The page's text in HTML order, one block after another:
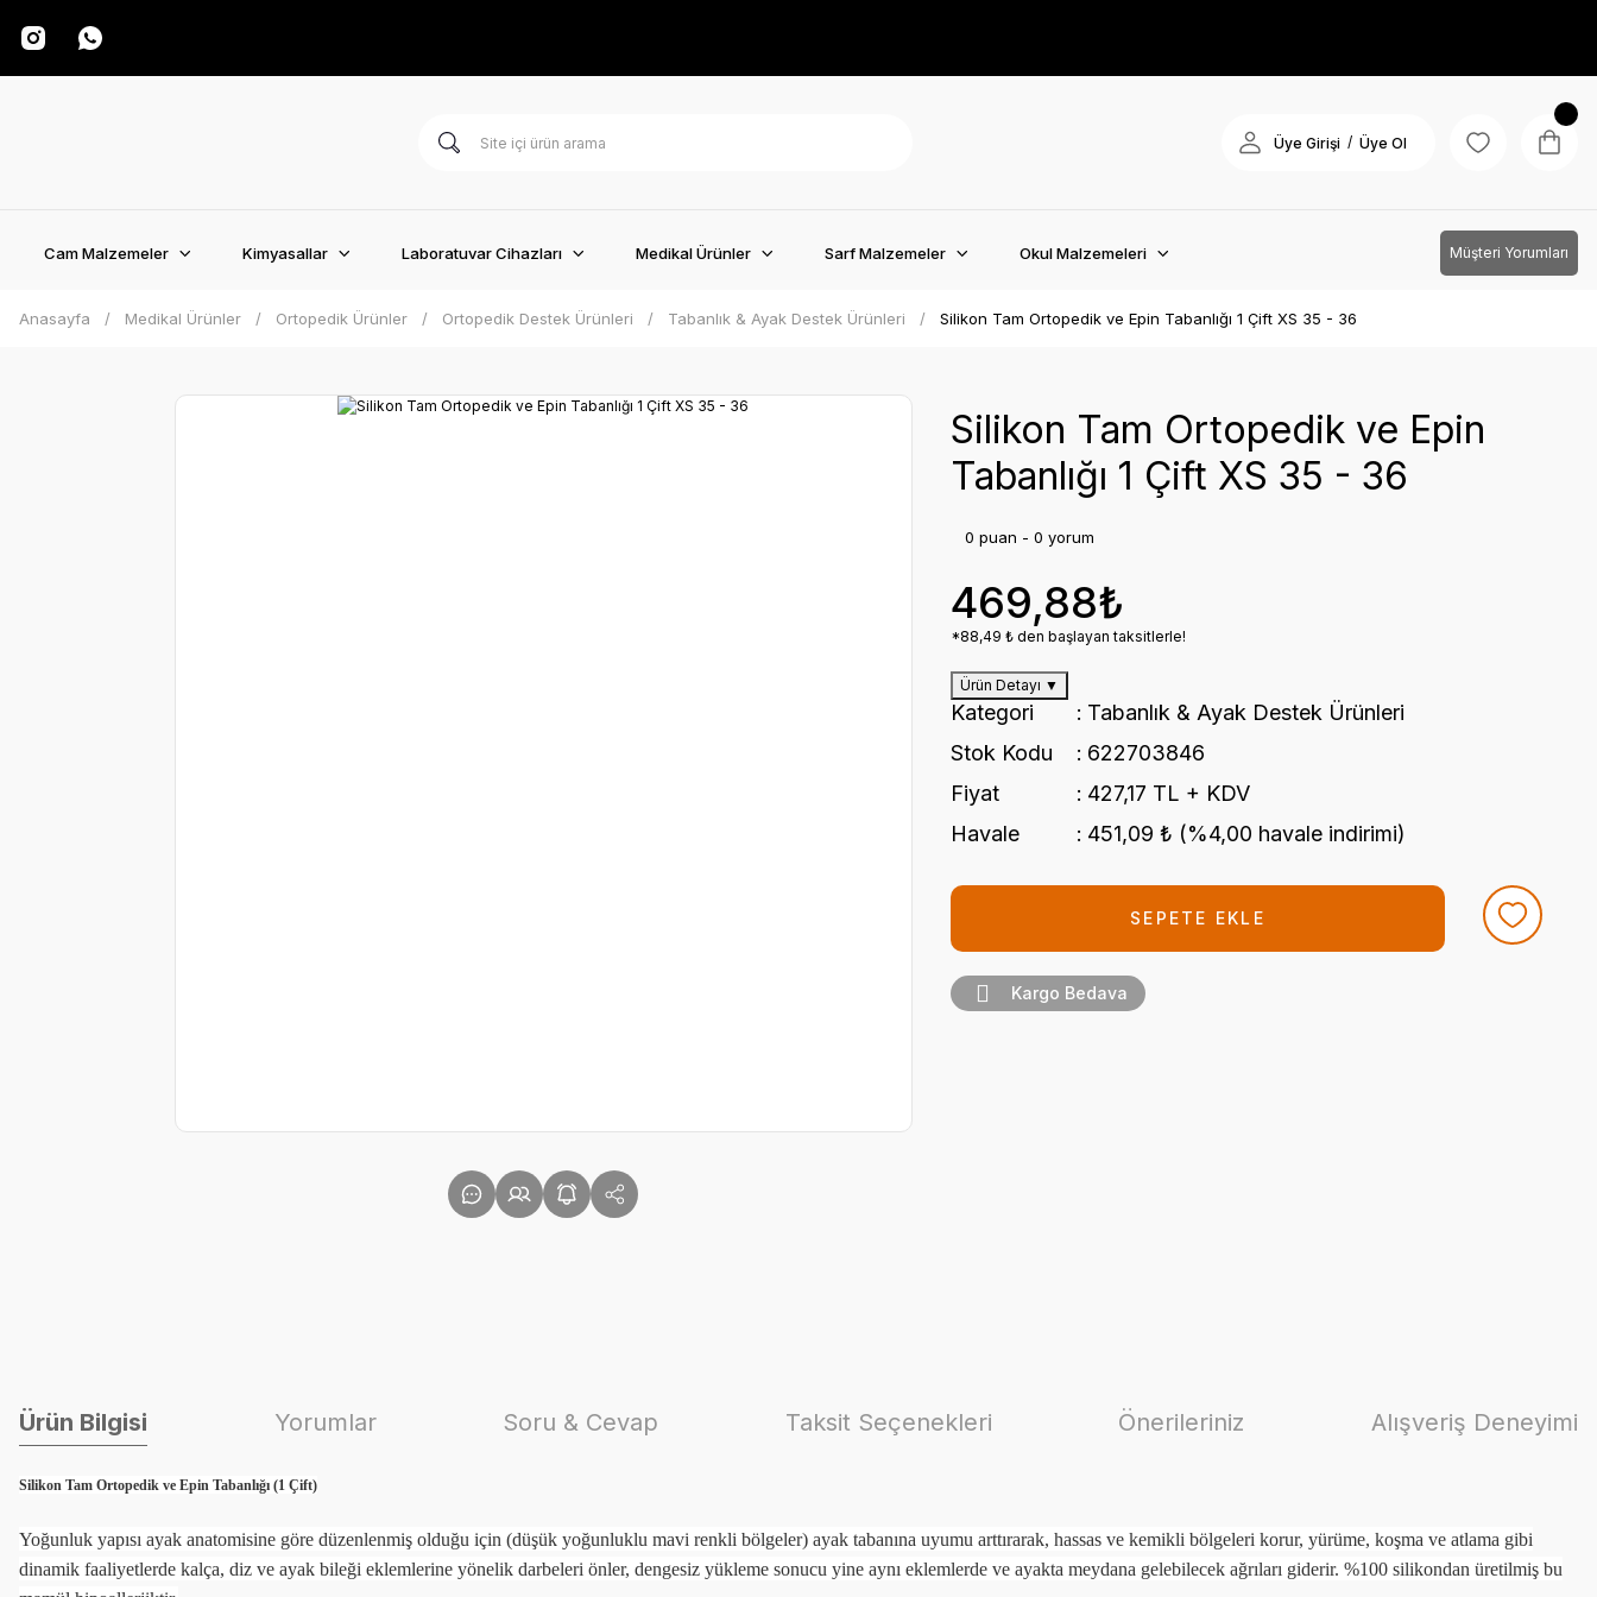
Üye Girişi / Üye Ol
Cam Malzemeler Kimyasallar Laboratuvar Cihazları Medikal Ürünler Sarf Malzemeler Okul Malzemeleri Müşteri Yorumları
Anasayfa Medikal Ürünler Ortopedik Ürünler Ortopedik Destek Ürünleri Tabanlık & Ayak Destek Ürünleri Silikon Tam Ortopedik ve Epin Tabanlığı 1 Çift XS 35 - 36
Silikon Tam Ortopedik ve Epin
Tabanlığı 1 Çift XS 35 - 36
0 puan - 0 yorum
469,88₺
*88,49 ₺ den başlayan taksitlerle!
Ürün Detayı ▼
Kategori
Tabanlık & Ayak Destek Ürünleri
Stok Kodu
622703846
Fiyat
427,17 TL + KDV
Havale
451,09 ₺ (%4,00 havale indirimi)
SEPETE EKLE
Kargo Bedava
Ürün Bilgisi Yorumlar Soru & Cevap Taksit Seçenekleri Önerileriniz Alışveriş Deneyimi
Silikon Tam Ortopedik ve Epin Tabanlığı (1 Çift)
Yoğunluk yapısı ayak anatomisine göre düzenlenmiş olduğu için (düşük yoğunluklu mavi renkli bölgeler) ayak tabanına uyumu arttırarak, hassas ve kemikli bölgeleri korur, yürüme, koşma ve atlama gibi
dinamik faaliyetlerde kalça, diz ve ayak bileği eklemlerine yönelik darbeleri önler, dengesiz yükleme sonucu yine aynı eklemlerde ve ayakta meydana gelebilecek ağrıları giderir. %100 silikondan üretilmiş bu